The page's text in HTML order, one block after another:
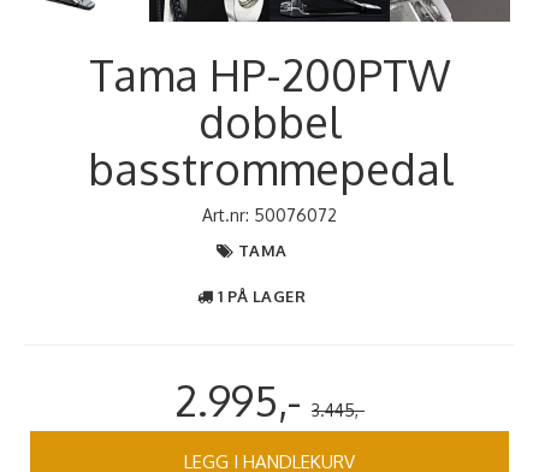
Tama HP-200PTW
dobbel
basstrommepedal
Art.nr: 50076072
TAMA
1 PÅ LAGER
2.995,- 3.445,-
LEGG I HANDLEKURV